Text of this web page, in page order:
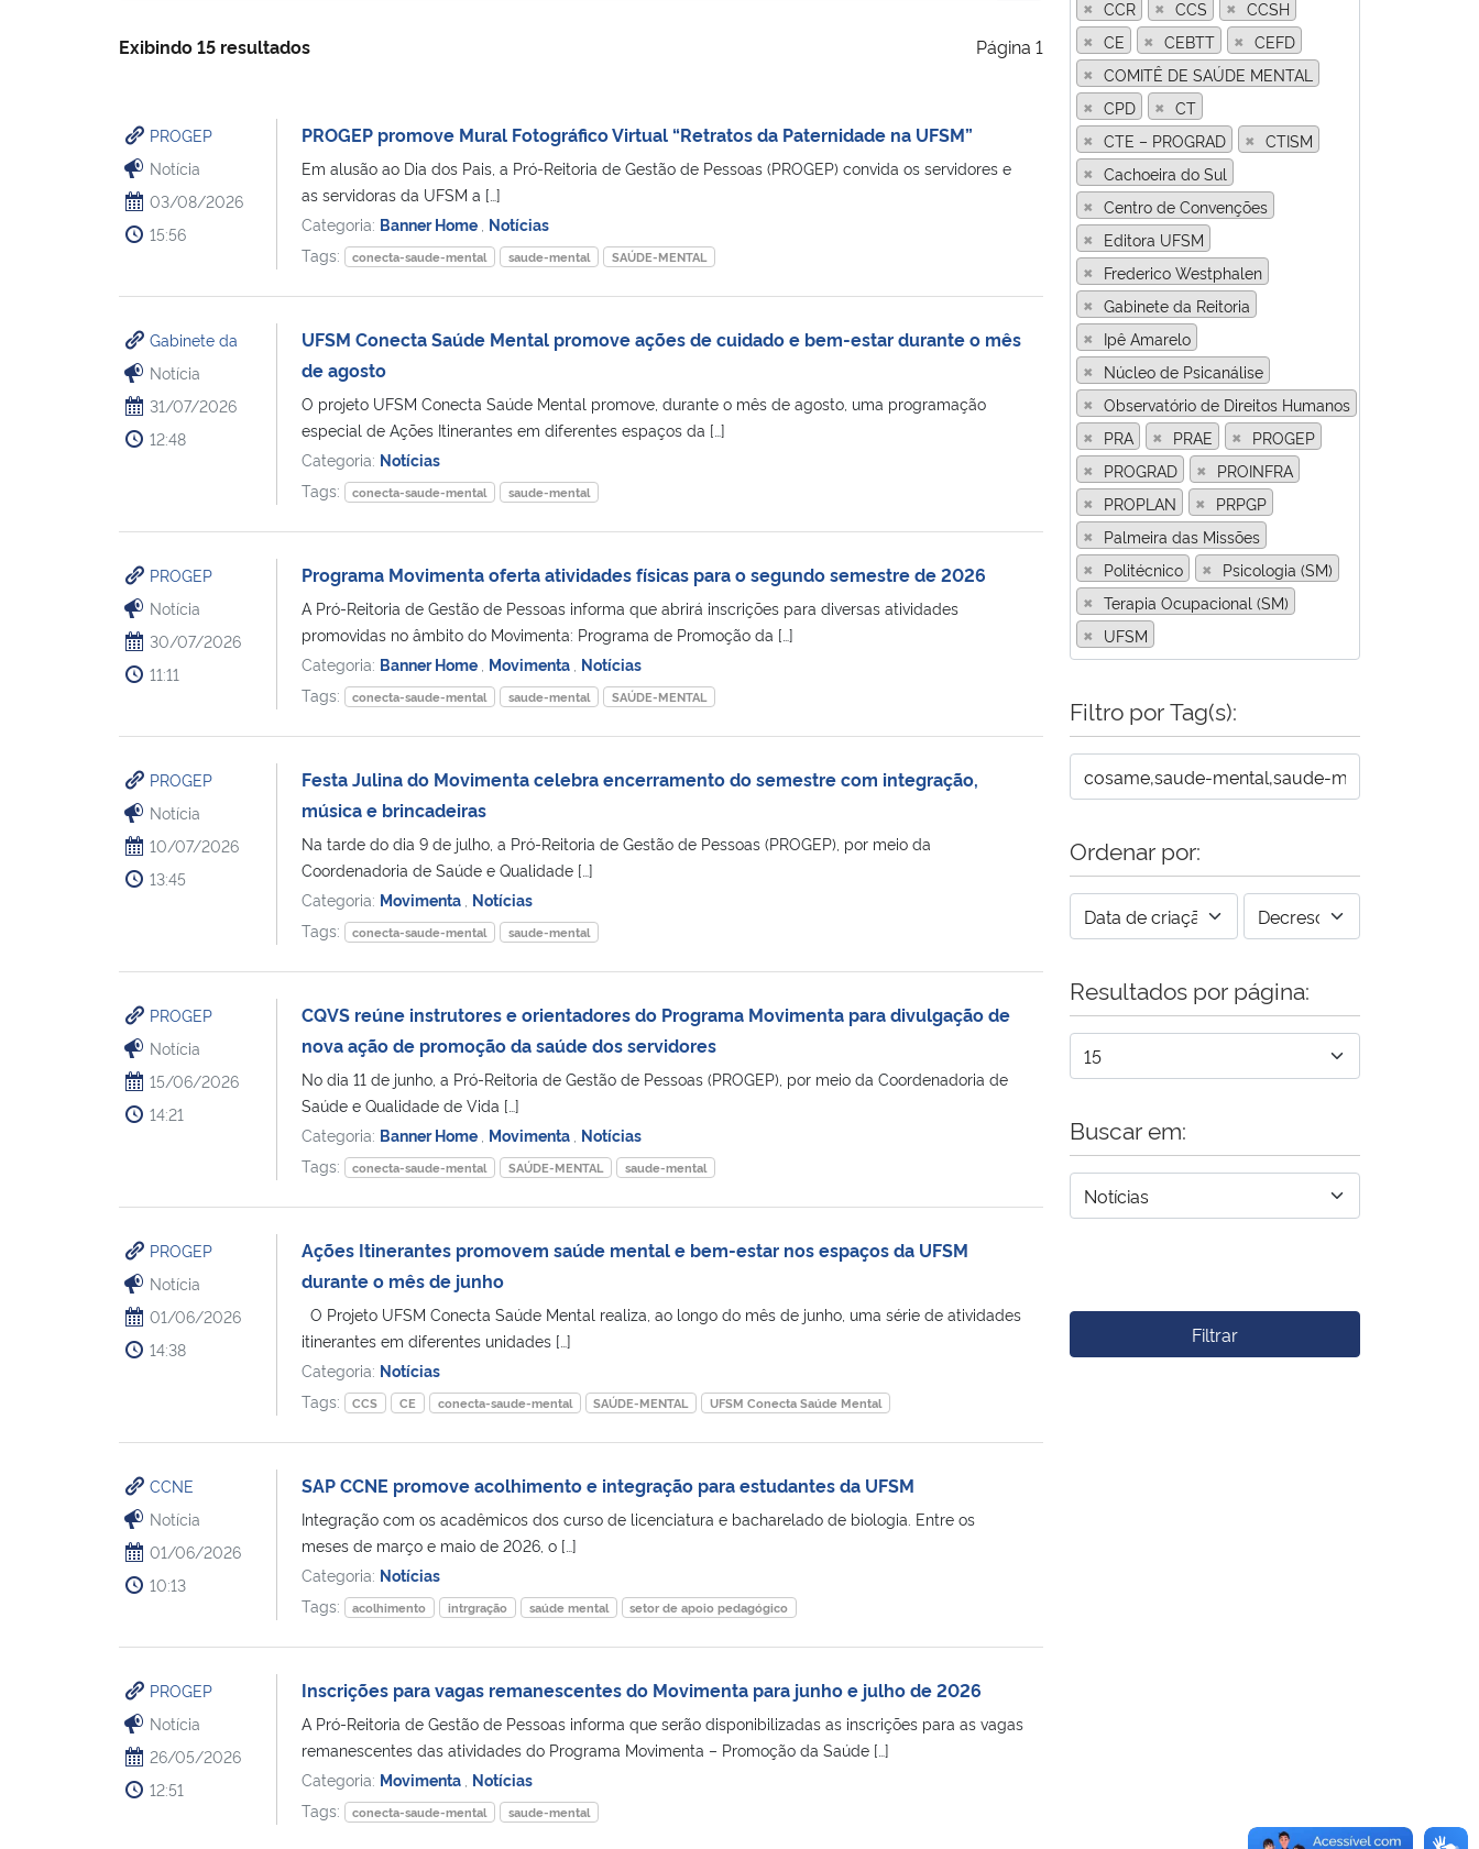
Exibindo 15 resultados Página 1
PROGEP
Notícia
03/08/2026
15:56
PROGEP promove Mural Fotográfico Virtual “Retratos da Paternidade na UFSM”
Em alusão ao Dia dos Pais, a Pró-Reitoria de Gestão de Pessoas (PROGEP) convida os servidores e
as servidoras da UFSM a […]
Categoria: Banner Home Notícias
Tags:
conecta-saude-mental saude-mental SAÚDE-MENTAL
Gabinete da
Notícia
31/07/2026
12:48
UFSM Conecta Saúde Mental promove ações de cuidado e bem-estar durante o mês
de agosto
O projeto UFSM Conecta Saúde Mental promove, durante o mês de agosto, uma programação
especial de Ações Itinerantes em diferentes espaços da […]
Categoria: Notícias
Tags:
conecta-saude-mental saude-mental
PROGEP
Notícia
30/07/2026
11:11
Programa Movimenta oferta atividades físicas para o segundo semestre de 2026
A Pró-Reitoria de Gestão de Pessoas informa que abrirá inscrições para diversas atividades
promovidas no âmbito do Movimenta: Programa de Promoção da […]
Categoria: Banner Home Movimenta Notícias
Tags:
conecta-saude-mental saude-mental SAÚDE-MENTAL
PROGEP
Notícia
10/07/2026
13:45
Festa Julina do Movimenta celebra encerramento do semestre com integração,
música e brincadeiras
Na tarde do dia 9 de julho, a Pró-Reitoria de Gestão de Pessoas (PROGEP), por meio da
Coordenadoria de Saúde e Qualidade […]
Categoria: Movimenta Notícias
Tags:
conecta-saude-mental saude-mental
PROGEP
Notícia
15/06/2026
14:21
CQVS reúne instrutores e orientadores do Programa Movimenta para divulgação de
nova ação de promoção da saúde dos servidores
No dia 11 de junho, a Pró-Reitoria de Gestão de Pessoas (PROGEP), por meio da Coordenadoria de
Saúde e Qualidade de Vida […]
Categoria: Banner Home Movimenta Notícias
Tags:
conecta-saude-mental SAÚDE-MENTAL saude-mental
PROGEP
Notícia
01/06/2026
14:38
Ações Itinerantes promovem saúde mental e bem-estar nos espaços da UFSM
durante o mês de junho
O Projeto UFSM Conecta Saúde Mental realiza, ao longo do mês de junho, uma série de atividades
itinerantes em diferentes unidades […]
Categoria: Notícias
Tags:
CCS CE conecta-saude-mental SAÚDE-MENTAL UFSM Conecta Saúde Mental
CCNE
Notícia
01/06/2026
10:13
SAP CCNE promove acolhimento e integração para estudantes da UFSM
Integração com os acadêmicos dos curso de licenciatura e bacharelado de biologia. Entre os
meses de março e maio de 2026, o […]
Categoria: Notícias
Tags:
acolhimento intrgração saúde mental setor de apoio pedagógico
PROGEP
Notícia
26/05/2026
12:51
Inscrições para vagas remanescentes do Movimenta para junho e julho de 2026
A Pró-Reitoria de Gestão de Pessoas informa que serão disponibilizadas as inscrições para as vagas
remanescentes das atividades do Programa Movimenta – Promoção da Saúde […]
Categoria: Movimenta Notícias
Tags:
conecta-saude-mental saude-mental
CCR CCS CCSH
× CE × CEBTT × CEFD
× COMITÊ DE SAÚDE MENTAL
× CPD × CT
× CTE – PROGRAD × CTISM
× Cachoeira do Sul
× Centro de Convenções
× Editora UFSM
× Frederico Westphalen
× Gabinete da Reitoria
× Ipê Amarelo
× Núcleo de Psicanálise
× Observatório de Direitos Humanos
× PRA × PRAE × PROGEP
× PROGRAD × PROINFRA
× PROPLAN × PRPGP
× Palmeira das Missões
× Politécnico × Psicologia (SM)
× Terapia Ocupacional (SM)
× UFSM
Filtro por Tag(s):
Ordenar por:
Resultados por página:
Buscar em:
Filtrar